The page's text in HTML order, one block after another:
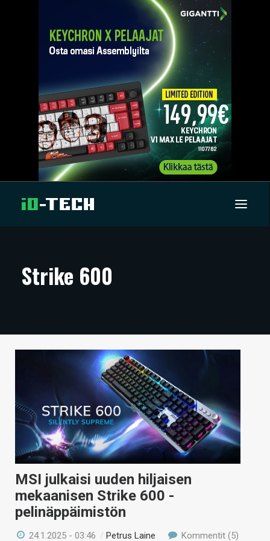
ARTIKKELIT
TECHBBS
KAUPPA
VAIHDA TEEMA
HAKU
Strike 600
MSI julkaisi uuden hiljaisen
mekaanisen Strike 600 -
pelinäppäimistön
24.1.2025 - 03:46 / Petrus Laine Kommentit (5)